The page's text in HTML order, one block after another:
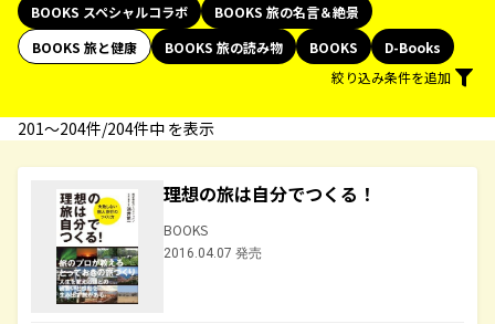
BOOKS スペシャルコラボ
BOOKS 旅の名言＆絶景
BOOKS 旅と健康
BOOKS 旅の読み物 BOOKS
D-Books
絞り込み条件を追加
201〜204件/204件中 を表示
理想の旅は自分でつくる！
BOOKS
2016.04.07 発売